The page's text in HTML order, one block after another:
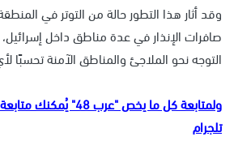
وقد أثار هذا التطور حالة من التوتر في
صافرات الإنذار في عدة مناطق داخل
التوجه نحو الملاجئ والمناطق الآمنة
ولمتابعة كل ما يخص "عرب
تلجرام